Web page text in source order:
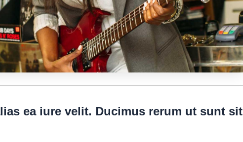
ea iure velit. Ducimus rerum ut sunt sit